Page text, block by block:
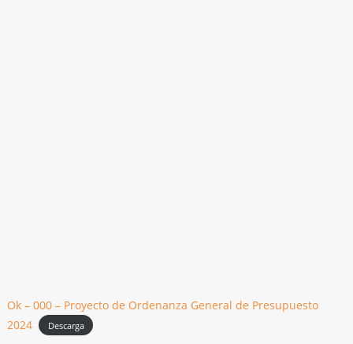
Ok – 000 – Proyecto de Ordenanza General de Presupuesto
2024
Descarga